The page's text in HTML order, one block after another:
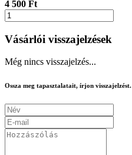
4 500 Ft
Vásárlói visszajelzések
Még nincs visszajelzés...
Ossza meg tapasztalatait, írjon visszajelzést.